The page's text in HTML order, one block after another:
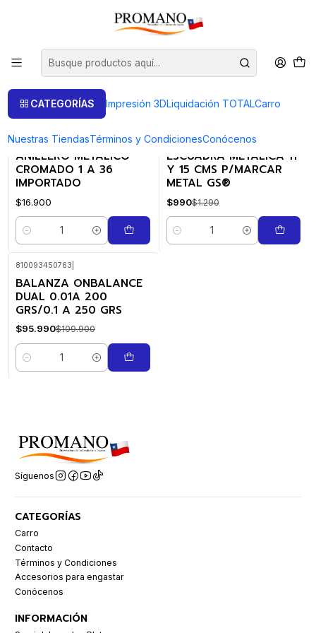
CATEGORÍAS Impresión 3DLiquidación TOTALCarro
Nuestras TiendasTérminos y CondicionesConócenos
Liquidación TOTAL
Medición
FILTROS
09060703|PROMANO
ANILLERO METALICO
CROMADO 1 A 36
IMPORTADO
$16.900
Cantidad
OFF
30152001|
ESCUADRA METALICA 11
Y 15 CMS P/MARCAR
METAL GS®
$990$1.290
Cantidad
-13%
OFF
810093450763
BALANZA ONBALANCE
DUAL 0.01A 200
GRS/0.1 A 250 GRS
$95.990$109.900
Cantidad
Síguenos
CATEGORÍAS
Carro
Contacto
Términos y Condiciones
Accesorios para engastar
Conócenos
INFORMACIÓN